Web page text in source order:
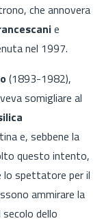
che annovera
e
nel 1997.
(1893-1982),
somigliare al
e, sebbene la
questo intento,
lo spettatore per il
ammirare la
dello